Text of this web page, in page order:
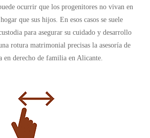
ocurrir que los progenitores no vivan en
que sus hijos. En esos casos se suele
para asegurar su cuidado y desarrollo
rotura matrimonial precisas la asesoría de
en derecho de familia en Alicante.